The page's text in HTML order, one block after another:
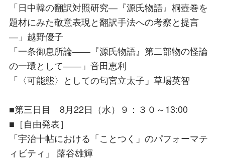
「日中韓の翻訳対照研究―『源氏物語』桐壺巻を
題材にみた敬意表現と翻訳手法への考察と提言
―」越野優子
「一条御息所論――『源氏物語』第二部物の怪論
の一環として――」音田恵利
「〈可能態〉としての匂宮立太子」草場英智
■第三日目 8月22日（水）９：３０～13:00
■［自由発表］
「宇治十帖における「ことつく」のパフォーマテ
ィビティ」 蕗谷雄輝